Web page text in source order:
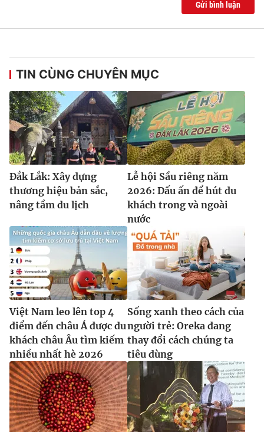
Gửi bình luận
TIN CÙNG CHUYÊN MỤC
Đắk Lắk: Xây dựng
thương hiệu bản sắc,
nâng tầm du lịch
Lễ hội Sầu riêng năm
2026: Dấu ấn để hút du
khách trong và ngoài
nước
Việt Nam leo lên top 4
điểm đến châu Á được du
khách châu Âu tìm kiếm
nhiều nhất hè 2026
Sống xanh theo cách của
người trẻ: Oreka đang
thay đổi cách chúng ta
tiêu dùng